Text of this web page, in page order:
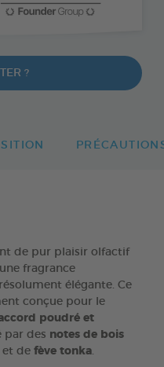
?
de pur plaisir olfactif
fragrance
élégante. Ce
conçue pour le
poudré et
par des notes de bois
et de fève tonka